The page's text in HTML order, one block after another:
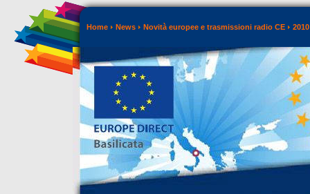
Home News Novità europee e trasmissioni radio CE 2010